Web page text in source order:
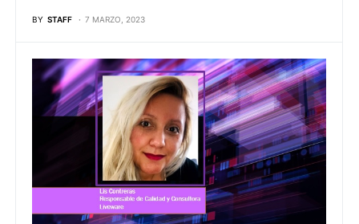
BY STAFF 7 MARZO, 2023